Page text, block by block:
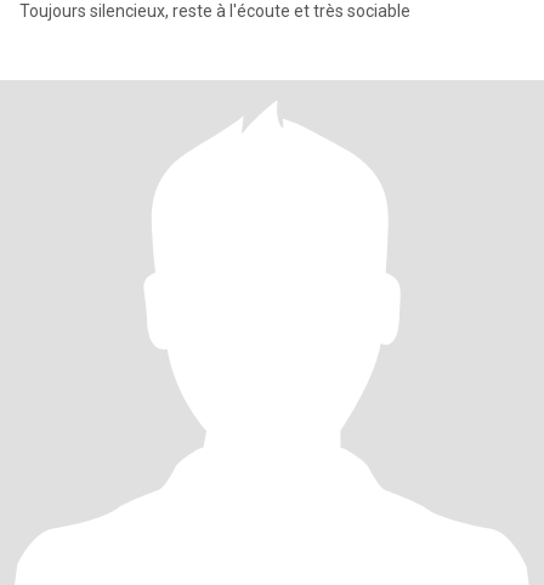
Toujours silencieux, reste à l'écoute et très sociable